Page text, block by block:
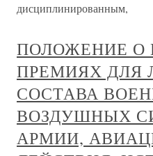
дисциплинированным,
ПОЛОЖЕНИЕ О
ПРЕМИЯХ ДЛЯ
СОСТАВА
ВОЗДУШНЫХ
АРМИИ,